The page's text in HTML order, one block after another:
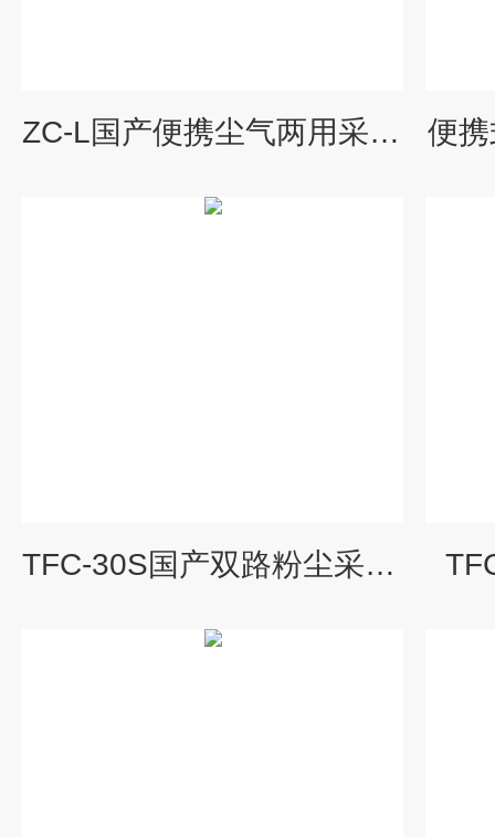
ZC-L国产便携尘气两用采样仪 便
TFC-30S国产双路粉尘采样仪